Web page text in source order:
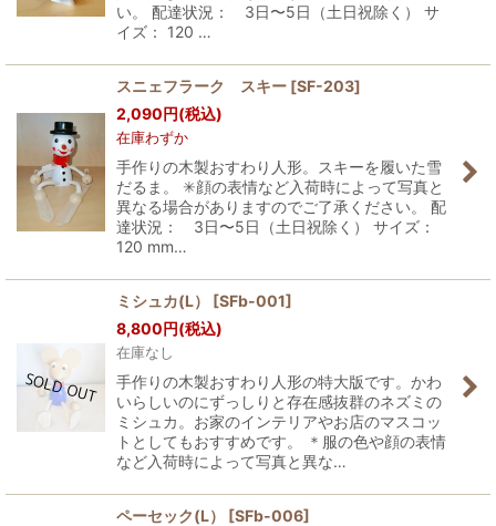
い。 配達状況： 3日〜5日（土日祝除く） サ
イズ： 120 …
スニェフラーク スキー [SF-203]
2,090円(税込)
在庫わずか
手作りの木製おすわり人形。スキーを履いた雪
だるま。 ✳︎顔の表情など入荷時によって写真と
異なる場合がありますのでご了承ください。 配
達状況： 3日〜5日（土日祝除く） サイズ：
120 mm…
ミシュカ(L） [SFb-001]
8,800円(税込)
在庫なし
手作りの木製おすわり人形の特大版です。かわ
いらしいのにずっしりと存在感抜群のネズミの
ミシュカ。お家のインテリアやお店のマスコッ
トとしてもおすすめです。 ＊服の色や顔の表情
など入荷時によって写真と異な…
ペーセック(L） [SFb-006]